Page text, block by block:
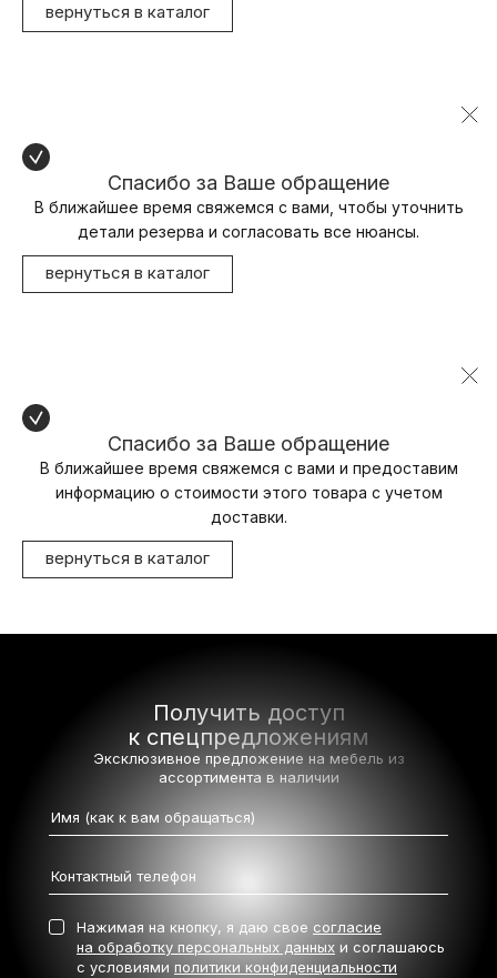
вернуться в каталог
Спасибо за Ваше обращение
В ближайшее время свяжемся с вами, чтобы уточнить
детали резерва и согласовать все нюансы.
вернуться в каталог
Спасибо за Ваше обращение
В ближайшее время свяжемся с вами и предоставим
информацию о стоимости этого товара с учетом
доставки.
вернуться в каталог
Получить доступ
к спецпредложениям
Эксклюзивное предложение на мебель из
ассортимента в наличии
Нажимая на кнопку, я даю свое согласие
на обработку персональных данных и соглашаюсь
с условиями политики конфиденциальности